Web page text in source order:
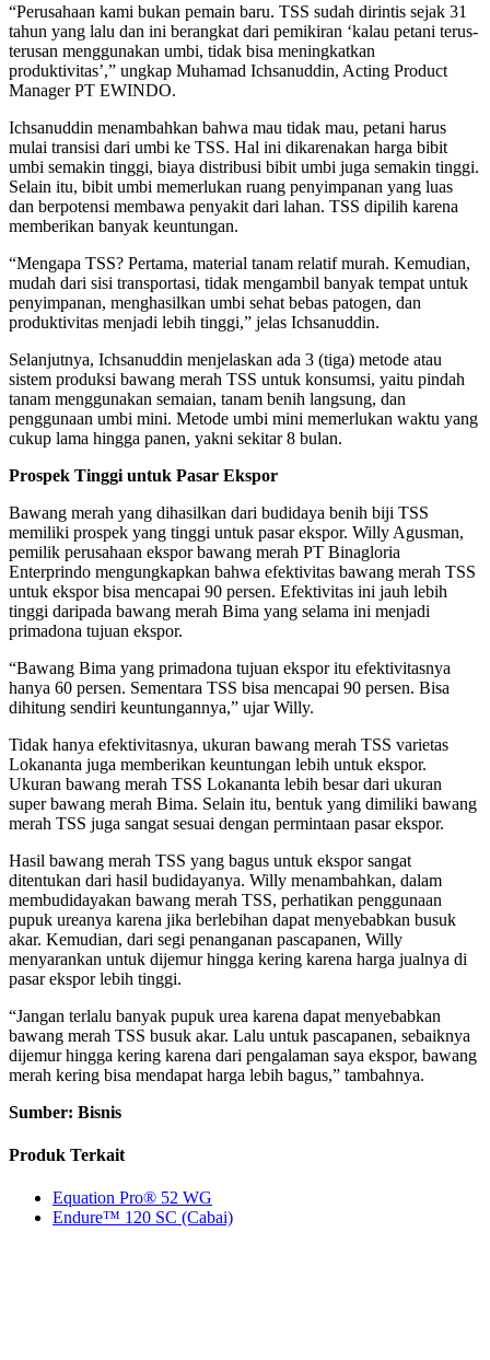
“Perusahaan kami bukan pemain baru. TSS sudah dirintis sejak 31
tahun yang lalu dan ini berangkat dari pemikiran ‘kalau petani terus-
terusan menggunakan umbi, tidak bisa meningkatkan
produktivitas’,” ungkap Muhamad Ichsanuddin, Acting Product
Manager PT EWINDO.
Ichsanuddin menambahkan bahwa mau tidak mau, petani harus
mulai transisi dari umbi ke TSS. Hal ini dikarenakan harga bibit
umbi semakin tinggi, biaya distribusi bibit umbi juga semakin tinggi.
Selain itu, bibit umbi memerlukan ruang penyimpanan yang luas
dan berpotensi membawa penyakit dari lahan. TSS dipilih karena
memberikan banyak keuntungan.
“Mengapa TSS? Pertama, material tanam relatif murah. Kemudian,
mudah dari sisi transportasi, tidak mengambil banyak tempat untuk
penyimpanan, menghasilkan umbi sehat bebas patogen, dan
produktivitas menjadi lebih tinggi,” jelas Ichsanuddin.
Selanjutnya, Ichsanuddin menjelaskan ada 3 (tiga) metode atau
sistem produksi bawang merah TSS untuk konsumsi, yaitu pindah
tanam menggunakan semaian, tanam benih langsung, dan
penggunaan umbi mini. Metode umbi mini memerlukan waktu yang
cukup lama hingga panen, yakni sekitar 8 bulan.
Prospek Tinggi untuk Pasar Ekspor
Bawang merah yang dihasilkan dari budidaya benih biji TSS
memiliki prospek yang tinggi untuk pasar ekspor. Willy Agusman,
pemilik perusahaan ekspor bawang merah PT Binagloria
Enterprindo mengungkapkan bahwa efektivitas bawang merah TSS
untuk ekspor bisa mencapai 90 persen. Efektivitas ini jauh lebih
tinggi daripada bawang merah Bima yang selama ini menjadi
primadona tujuan ekspor.
“Bawang Bima yang primadona tujuan ekspor itu efektivitasnya
hanya 60 persen. Sementara TSS bisa mencapai 90 persen. Bisa
dihitung sendiri keuntungannya,” ujar Willy.
Tidak hanya efektivitasnya, ukuran bawang merah TSS varietas
Lokananta juga memberikan keuntungan lebih untuk ekspor.
Ukuran bawang merah TSS Lokananta lebih besar dari ukuran
super bawang merah Bima. Selain itu, bentuk yang dimiliki bawang
merah TSS juga sangat sesuai dengan permintaan pasar ekspor.
Hasil bawang merah TSS yang bagus untuk ekspor sangat
ditentukan dari hasil budidayanya. Willy menambahkan, dalam
membudidayakan bawang merah TSS, perhatikan penggunaan
pupuk ureanya karena jika berlebihan dapat menyebabkan busuk
akar. Kemudian, dari segi penanganan pascapanen, Willy
menyarankan untuk dijemur hingga kering karena harga jualnya di
pasar ekspor lebih tinggi.
“Jangan terlalu banyak pupuk urea karena dapat menyebabkan
bawang merah TSS busuk akar. Lalu untuk pascapanen, sebaiknya
dijemur hingga kering karena dari pengalaman saya ekspor, bawang
merah kering bisa mendapat harga lebih bagus,” tambahnya.
Sumber: Bisnis
Produk Terkait
Equation Pro® 52 WG
Endure™ 120 SC (Cabai)